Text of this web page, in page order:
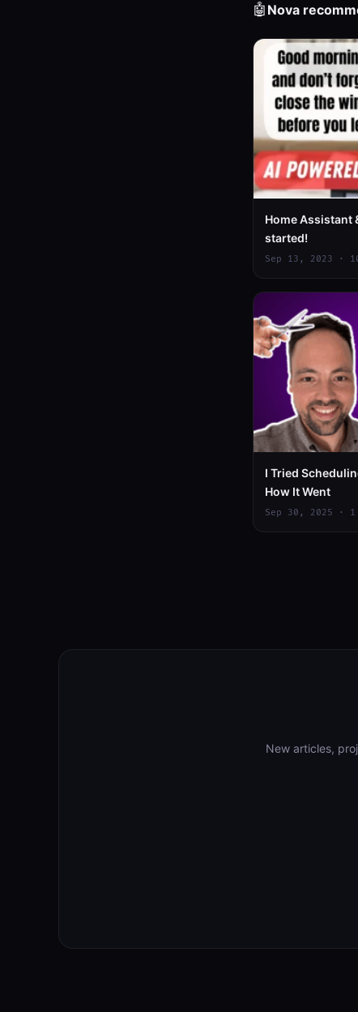
🤖 Nova
Home Assistant
started!
Sep 13, 2023 ·
I Tried
How It Went
Sep 30, 2025 ·
New articles,